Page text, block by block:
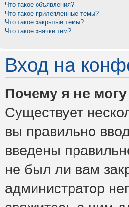
Что такое объявления?
Что такое прилепленные темы?
Что такое закрытые темы?
Что такое значки тем?
Вход на
Почему я не
Существует
вы правильно
введены
не был ли вам
администратор